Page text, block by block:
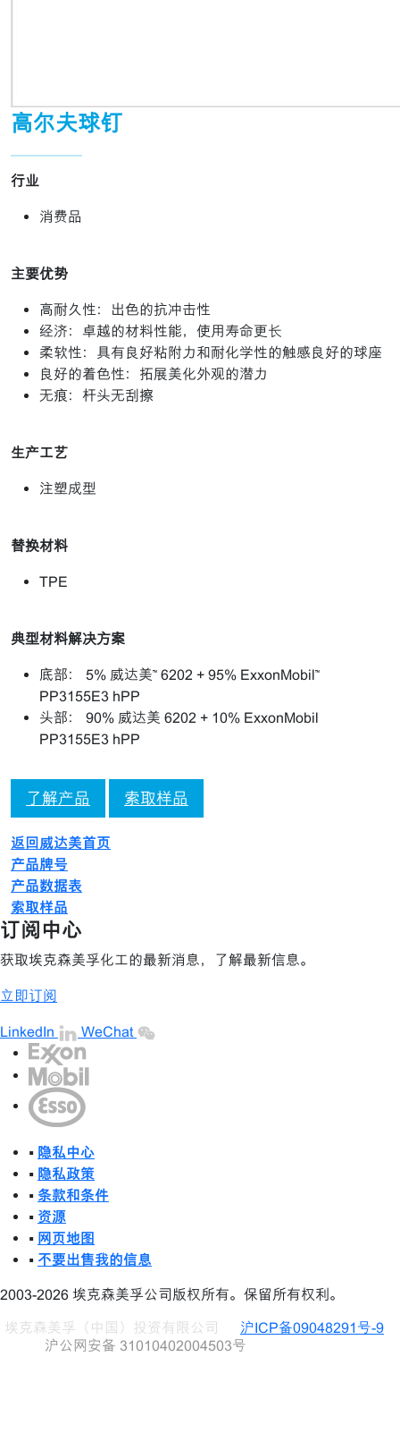
高尔夫球钉
行业
消费品
主要优势
高耐久性：出色的抗冲击性
经济：卓越的材料性能，使用寿命更长
柔软性：具有良好粘附力和耐化学性的触感良好的球座
良好的着色性：拓展美化外观的潜力
无痕：杆头无刮擦
生产工艺
注塑成型
替换材料
TPE
典型材料解决方案
底部： 5% 威达美™ 6202 + 95% ExxonMobil™
PP3155E3 hPP
头部： 90% 威达美 6202 + 10% ExxonMobil
PP3155E3 hPP
了解产品 索取样品
返回威达美首页
产品牌号
产品数据表
索取样品
订阅中心
获取埃克森美孚化工的最新消息，了解最新信息。
立即订阅
LinkedIn WeChat
• 隐私中心
• 隐私政策
• 条款和条件
• 资源
• 网页地图
• 不要出售我的信息
2003-2026 埃克森美孚公司版权所有。保留所有权利。
埃克森美孚（中国）投资有限公司
沪ICP备09048291号-9
沪公网安备 31010402004503号